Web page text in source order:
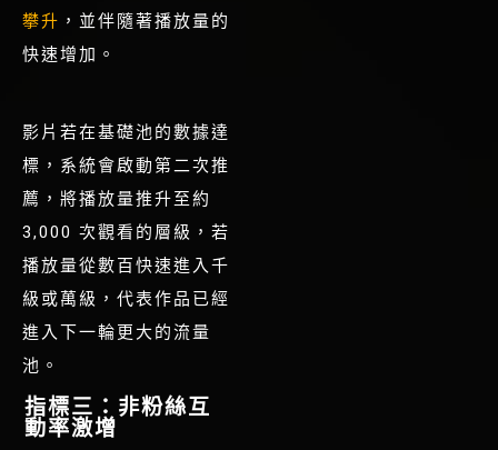
攀升 ，並伴隨著播放量的
快速增加 。
影片若在基礎池的數據達
標，系統會啟動第二次推
薦，將播放量推升至約
3,000 次觀看的層級， 若
播放量從數百快速進入千
級或萬級，代表作品已經
進入下一輪更大的流量
池 。
指標三：非粉絲互
動率激增